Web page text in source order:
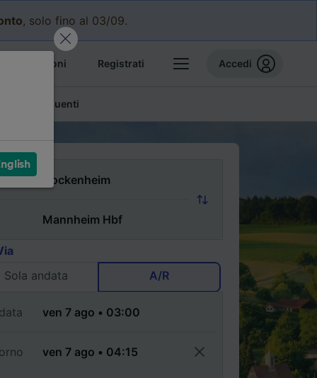
, solo fino al 03/09.
prenotazioni Registrati Accedi
frequenti
Sola andata
A/R